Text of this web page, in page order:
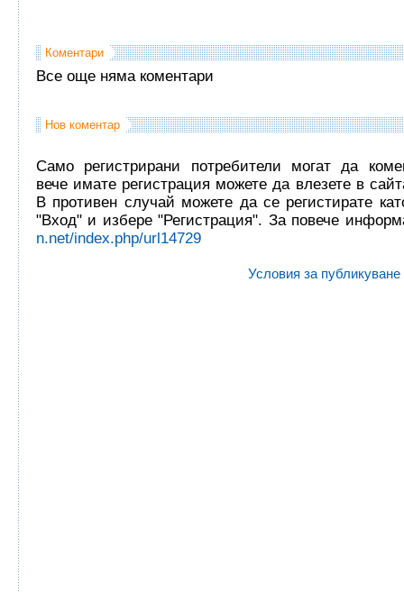
Коментари
Все още няма коментари
Нов коментар
Само регистрирани потребители могат да
вече имате регистрация можете да влезете в
В противен случай можете да се регистирате
"Вход" и избере "Регистрация". За повече
n.net/index.php/url14729
Условия за